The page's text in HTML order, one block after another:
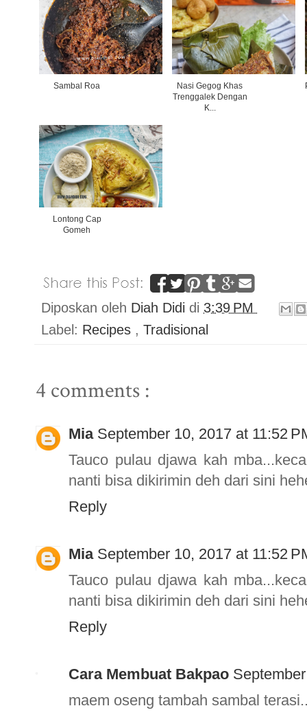
Sambal Roa
Nasi Gegog Khas
Trenggalek Dengan
K...
Lontong Cap
Gomeh
Diposkan oleh Diah Didi di 3:39 PM
Label: Recipes , Tradisional
4 comments :
Mia September 10, 2017 at 11:52
Tauco pulau djawa kah
nanti bisa dikirimin deh dari sini
Reply
Mia September 10, 2017 at 11:52
Tauco pulau djawa kah
nanti bisa dikirimin deh dari sini
Reply
Cara Membuat Bakpao
maem oseng tambah sambal